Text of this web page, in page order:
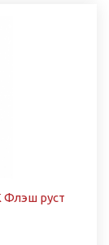
Флэш руст